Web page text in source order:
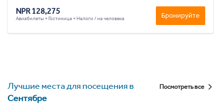
NPR 128,275
Авиабилеты + Гостиница + Налоги / на человека Бронируйте
Лучшие места для посещения в
Сентябре
Посмотреть все